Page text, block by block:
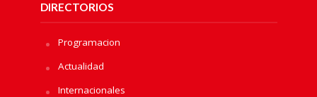
DIRECTORIOS
Programacion
Actualidad
Internacionales